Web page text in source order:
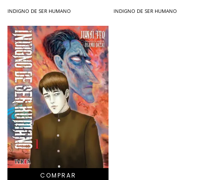
INDIGNO DE SER HUMANO INDIGNO DE SER HUMANO